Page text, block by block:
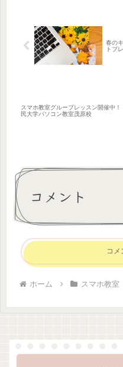
春の
トプ
スマホ教室グループレッスン開催中！
民大学パソコン教室茂原校
コメント
コメ
ホーム スマホ教室